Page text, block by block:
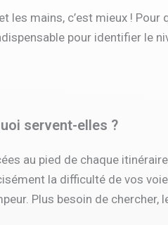
les mains, c’est mieux !
pour identifier le
servent-elles ?
au pied de chaque
la difficulté de vos
Plus besoin de chercher,